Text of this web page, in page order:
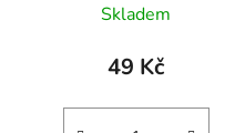
Skladem
49 Kč